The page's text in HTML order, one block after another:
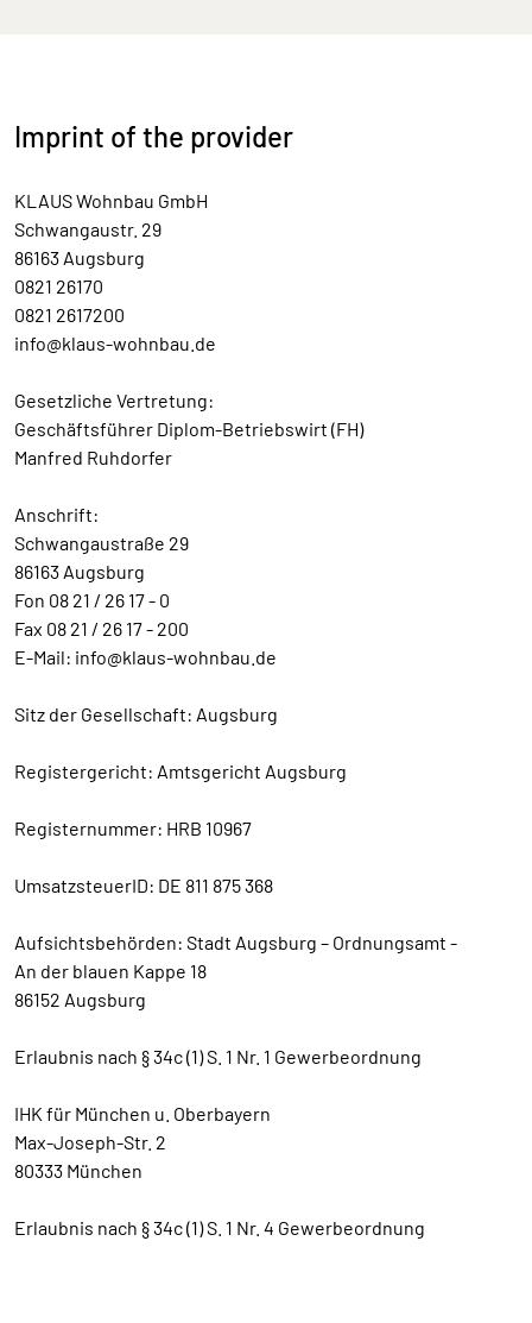
Imprint of the provider
KLAUS Wohnbau GmbH
Schwangaustr. 29
86163 Augsburg
0821 26170
0821 2617200
info@klaus-wohnbau.de
Gesetzliche Vertretung:
Geschäftsführer Diplom-Betriebswirt (FH)
Manfred Ruhdorfer
Anschrift:
Schwangaustraße 29
86163 Augsburg
Fon 08 21 / 26 17 - 0
Fax 08 21 / 26 17 - 200
E-Mail: info@klaus-wohnbau.de
Sitz der Gesellschaft: Augsburg
Registergericht: Amtsgericht Augsburg
Registernummer: HRB 10967
UmsatzsteuerID: DE 811 875 368
Aufsichtsbehörden: Stadt Augsburg – Ordnungsamt -
An der blauen Kappe 18
86152 Augsburg
Erlaubnis nach § 34c (1) S. 1 Nr. 1 Gewerbeordnung
IHK für München u. Oberbayern
Max-Joseph-Str. 2
80333 München
Erlaubnis nach § 34c (1) S. 1 Nr. 4 Gewerbeordnung